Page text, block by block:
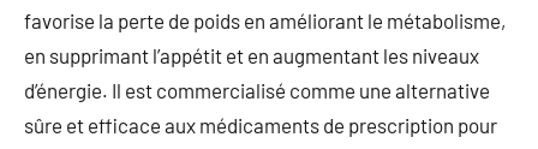
favorise la perte de poids en améliorant le métabolisme,
en supprimant l’appétit et en augmentant les niveaux
d’énergie. Il est commercialisé comme une alternative
sûre et efficace aux médicaments de prescription pour